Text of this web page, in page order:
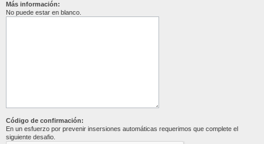
Más información:
No puede estar en blanco.
Código de confirmación:
En un esfuerzo por prevenir insersiones automáticas requerimos que complete el
siguiente desafio.